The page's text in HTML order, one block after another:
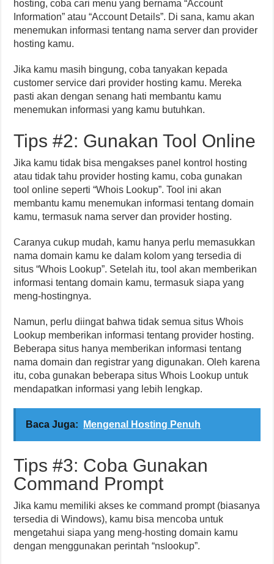
hosting, coba cari menu yang bernama “Account
Information” atau “Account Details”. Di sana, kamu akan
menemukan informasi tentang nama server dan provider
hosting kamu.
Jika kamu masih bingung, coba tanyakan kepada
customer service dari provider hosting kamu. Mereka
pasti akan dengan senang hati membantu kamu
menemukan informasi yang kamu butuhkan.
Tips #2: Gunakan Tool Online
Jika kamu tidak bisa mengakses panel kontrol hosting
atau tidak tahu provider hosting kamu, coba gunakan
tool online seperti “Whois Lookup”. Tool ini akan
membantu kamu menemukan informasi tentang domain
kamu, termasuk nama server dan provider hosting.
Caranya cukup mudah, kamu hanya perlu memasukkan
nama domain kamu ke dalam kolom yang tersedia di
situs “Whois Lookup”. Setelah itu, tool akan memberikan
informasi tentang domain kamu, termasuk siapa yang
meng-hostingnya.
Namun, perlu diingat bahwa tidak semua situs Whois
Lookup memberikan informasi tentang provider hosting.
Beberapa situs hanya memberikan informasi tentang
nama domain dan registrar yang digunakan. Oleh karena
itu, coba gunakan beberapa situs Whois Lookup untuk
mendapatkan informasi yang lebih lengkap.
Baca Juga: Mengenal Hosting Penuh
Tips #3: Coba Gunakan
Command Prompt
Jika kamu memiliki akses ke command prompt (biasanya
tersedia di Windows), kamu bisa mencoba untuk
mengetahui siapa yang meng-hosting domain kamu
dengan menggunakan perintah “nslookup”.